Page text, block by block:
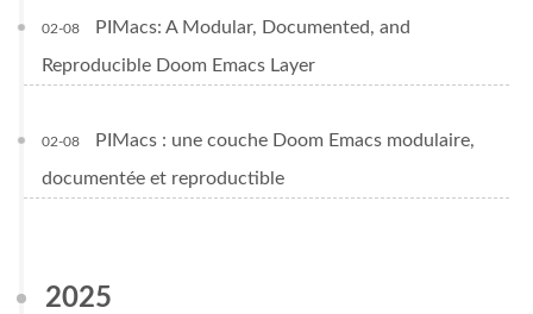
02-08
PIMacs: A Modular, Documented, and
Reproducible Doom Emacs Layer
02-08
PIMacs : une couche Doom Emacs modulaire,
documentée et reproductible
2025